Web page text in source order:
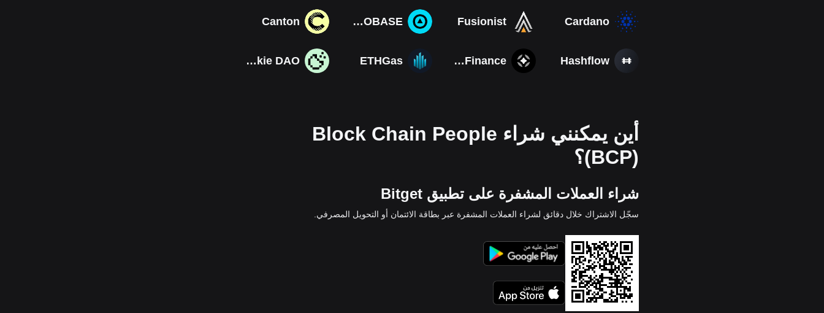
Cardano
Fusionist
ZEROBASE
Canton
Hashflow
Stargate Finance
ETHGas
Cookie DAO
أين يمكنني شراء Block Chain People
(BCP)؟
شراء العملات المشفرة على تطبيق Bitget
سجّل الاشتراك خلال دقائق لشراء العملات المشفرة عبر بطاقة الائتمان أو التحويل المصرفي.